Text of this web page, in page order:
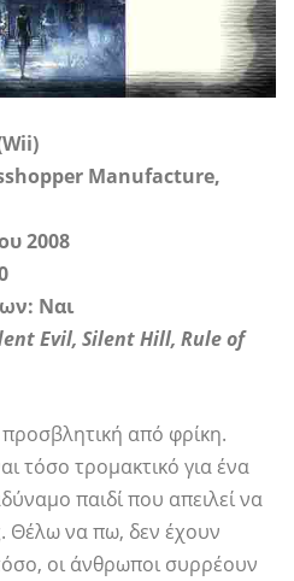
Manufacture,
2008
Ναι
Evil, Silent Hill, Rule of
από φρίκη.
τόσο τρομακτικό για ένα
παιδί που απειλεί να
Θέλω να πω, δεν έχουν
οι άνθρωποι συρρέουν